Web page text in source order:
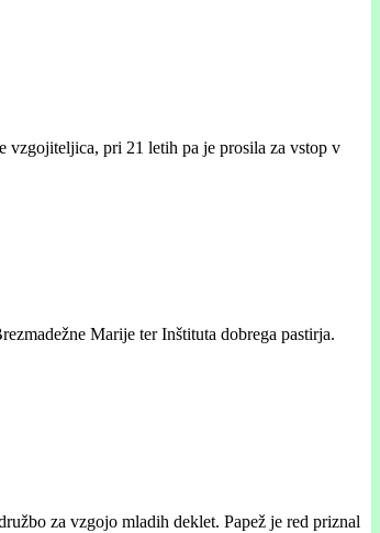
vzgojiteljica, pri 21 letih pa je prosila za vstop v
Marije ter Inštituta dobrega pastirja.
za vzgojo mladih deklet. Papež je red priznal